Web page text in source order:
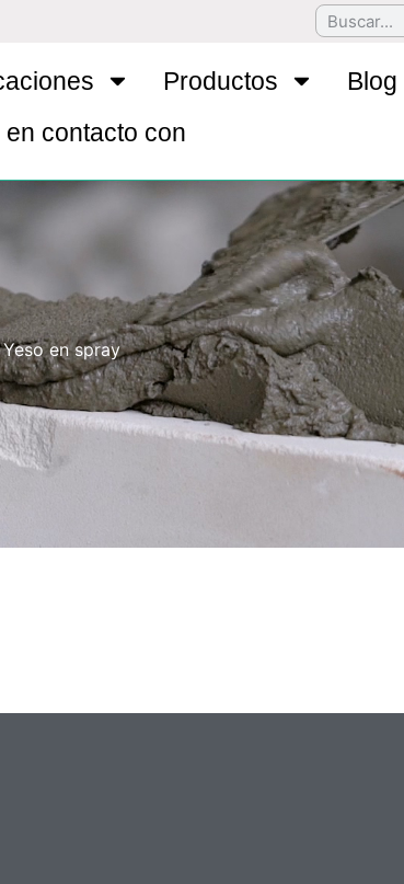
Productos
Blog
contacto con
Yeso en spray